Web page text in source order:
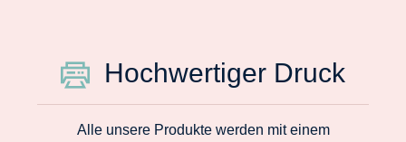
Hochwertiger Druck
Alle unsere Produkte werden mit einem